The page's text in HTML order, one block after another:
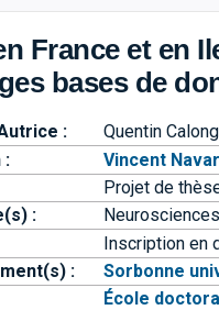
France et en
bases de
:
Quentin
:
Vincent
Projet de
:
Neurosciences
Inscription en
:
Sorbonne
École